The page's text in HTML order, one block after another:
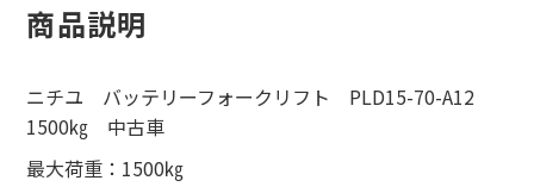
商品説明
ニチユ バッテリーフォークリフト PLD15-70-A12
1500㎏ 中古車
最大荷重：1500㎏